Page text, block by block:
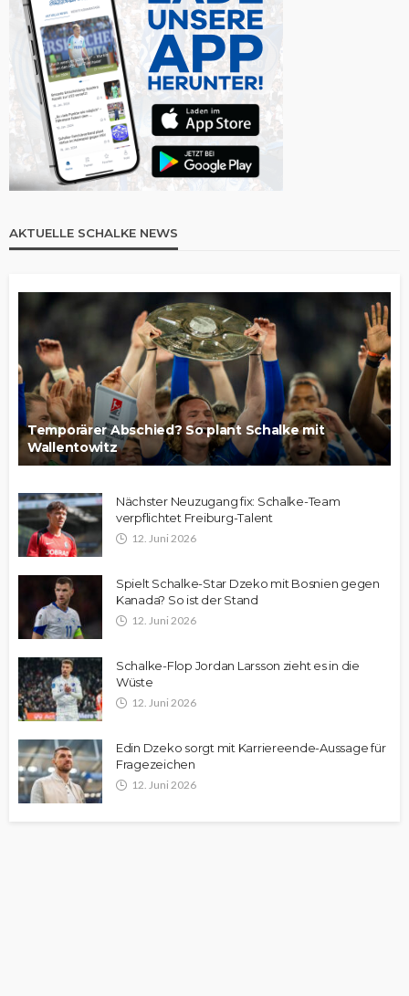
AKTUELLE SCHALKE NEWS
Temporärer Abschied? So plant Schalke mit
Wallentowitz
Nächster Neuzugang fix: Schalke-Team
verpflichtet Freiburg-Talent
12. Juni 2026
Spielt Schalke-Star Dzeko mit Bosnien gegen
Kanada? So ist der Stand
12. Juni 2026
Schalke-Flop Jordan Larsson zieht es in die
Wüste
12. Juni 2026
Edin Dzeko sorgt mit Karriereende-Aussage für
Fragezeichen
12. Juni 2026